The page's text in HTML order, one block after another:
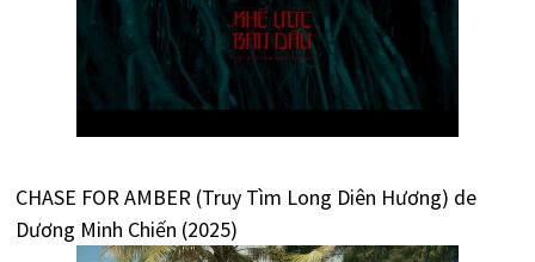
CHASE FOR AMBER (Truy Tìm Long Diên Hương) de
Dương Minh Chiến (2025)